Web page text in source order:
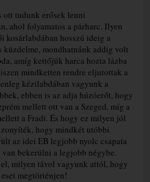
ott tudunk erősek lenni
ahol folyamatos a párharc. Ilyen
kosárlabdában hosszú ideig a
küzdelme, mondhatnánk addig volt
amíg kettőjük harca hozta lázba
mindketten rendre eljutottak a
kézilabdában vagyunk a
ebben is az adja húzóerőt, hogy
mellett ott van a Szeged, míg a
a Fradi. És hogy ez milyen jól
hogy mindkét utóbbi
az idei EB legjobb nyolc csapata
van bekerülni a legjobb négybe.
milyen távol vagyunk attól, hogy
megtörténjen!